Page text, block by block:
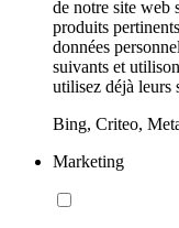
de notre site web
produits
données
suivants et
utilisez déjà leurs
Bing, Criteo,
Marketing